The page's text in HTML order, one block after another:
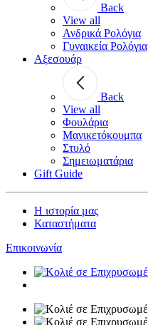
Back
View all
Ανδρικά Ρολόγια
Γυναικεία Ρολόγια
Αξεσουάρ
Back
View all
Φουλάρια
Μανικετόκουμπα
Στυλό
Σημειωματάρια
Gift Guide
Η ιστορία μας
Καταστήματα
Επικοινωνία